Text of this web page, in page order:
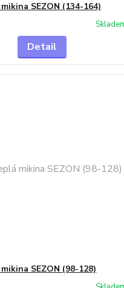
SEZON (134-164)
Detail
SEZON (98-128)